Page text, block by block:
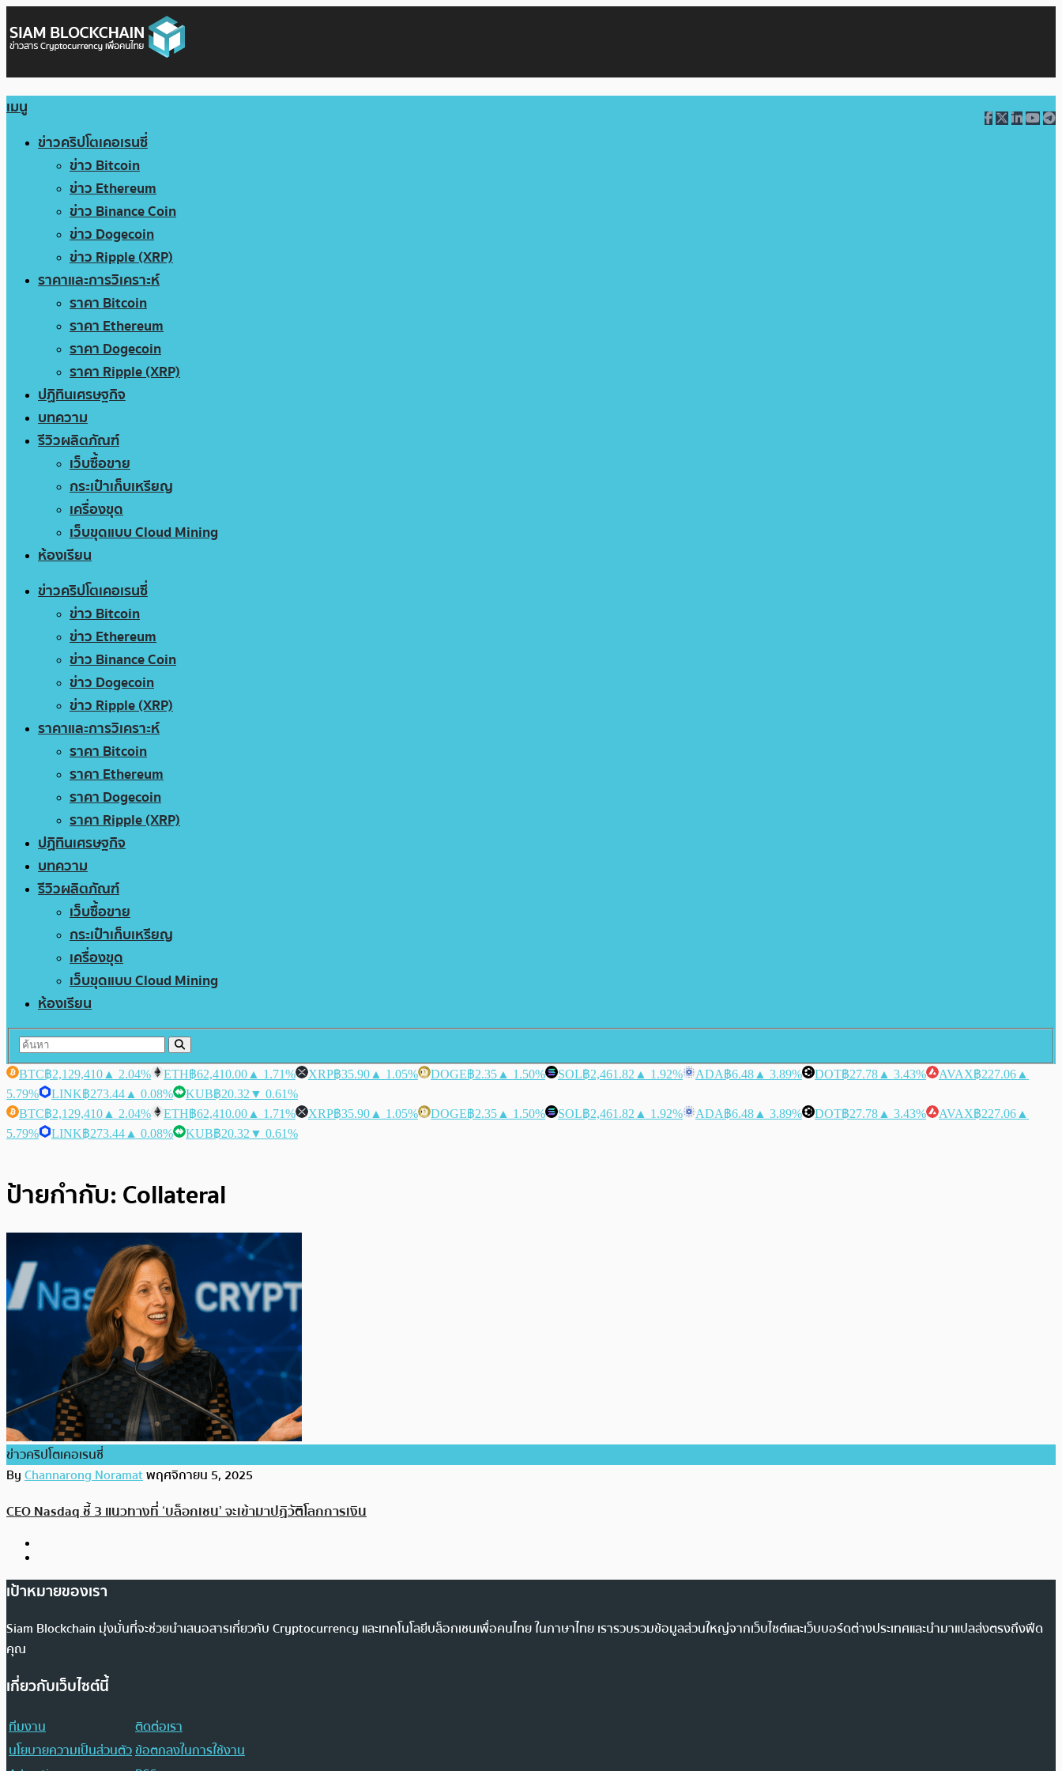
เมนู
ข่าวคริปโตเคอเรนซี่
ข่าว Bitcoin
ข่าว Ethereum
ข่าว Binance Coin
ข่าว Dogecoin
ข่าว Ripple (XRP)
ราคาและการวิเคราะห์
ราคา Bitcoin
ราคา Ethereum
ราคา Dogecoin
ราคา Ripple (XRP)
ปฏิทินเศรษฐกิจ
บทความ
รีวิวผลิตภัณฑ์
เว็บซื้อขาย
กระเป๋าเก็บเหรียญ
เครื่องขุด
เว็บขุดแบบ Cloud Mining
ห้องเรียน
ข่าวคริปโตเคอเรนซี่
ข่าว Bitcoin
ข่าว Ethereum
ข่าว Binance Coin
ข่าว Dogecoin
ข่าว Ripple (XRP)
ราคาและการวิเคราะห์
ราคา Bitcoin
ราคา Ethereum
ราคา Dogecoin
ราคา Ripple (XRP)
ปฏิทินเศรษฐกิจ
บทความ
รีวิวผลิตภัณฑ์
เว็บซื้อขาย
กระเป๋าเก็บเหรียญ
เครื่องขุด
เว็บขุดแบบ Cloud Mining
ห้องเรียน
BTC฿2,129,410 ▲ 2.04% ETH฿62,410.00 ▲ 1.71% XRP฿35.90 ▲ 1.05% DOGE฿2.35 ▲ 1.50% SOL฿2,461.82 ▲ 1.92% ADA฿6.48 ▲ 3.89% DOT฿27.78 ▲ 3.43% AVAX฿227.06 ▲
5.79%
LINK฿273.44 ▲ 0.08% KUB฿20.32 ▼ 0.61%
BTC฿2,129,410 ▲ 2.04% ETH฿62,410.00 ▲ 1.71% XRP฿35.90 ▲ 1.05% DOGE฿2.35 ▲ 1.50% SOL฿2,461.82 ▲ 1.92% ADA฿6.48 ▲ 3.89% DOT฿27.78 ▲ 3.43% AVAX฿227.06 ▲
5.79%
LINK฿273.44 ▲ 0.08% KUB฿20.32 ▼ 0.61%
ป้ายกำกับ: Collateral
ข่าวคริปโตเคอเรนซี่
ByChannarong Noramatพฤศจิกายน 5, 2025
CEO Nasdaq ชี้ 3 แนวทางที่ ‘บล็อกเชน’ จะเข้ามาปฏิวัติโลกการเงิน
เป้าหมายของเรา
Siam Blockchain มุ่งมั่นที่จะช่วยนำเสนอสารเกี่ยวกับ Cryptocurrency และเทคโนโลยีบล็อกเชนเพื่อคนไทย ในภาษาไทย เรารวบรวมข้อมูลส่วนใหญ่จากเว็บไซต์และเว็บบอร์ดต่างประเทศและนำมาแปลส่งตรงถึงฟีด
คุณ
เกี่ยวกับเว็บไซต์นี้
ทีมงาน
ติดต่อเรา
นโยบายความเป็นส่วนตัวข้อตกลงในการใช้งาน